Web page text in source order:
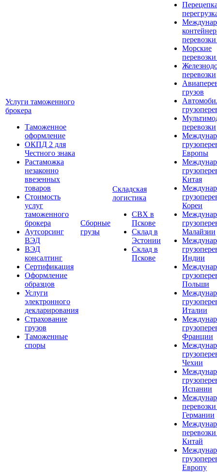
Услуги таможенного
брокера
Таможенное
оформление
ОКПД 2 для
Честного знака
Растаможка
незаконно
ввезенных
товаров
Стоимость
услуг
таможенного
брокера
Аутсорсинг
ВЭД
ВЭД
консалтинг
Сертификация
Оформление
образцов
Услуги
электронного
декларирования
Страхование
грузов
Таможенные
споры
Сборные
грузы
Складская
логистика
СВХ в
Пскове
Склад в
Эстонии
Склад в
Пскове
Морские
перевозки
грузов
перевозки
Европы
Китая
Кореи
Малайзии
Индии
Польши
Италии
Франции
Чехии
Испании
Германии
Китай
Европу